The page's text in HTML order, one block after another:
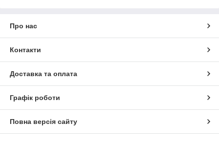
Про нас
Контакти
Доставка та оплата
Графік роботи
Повна версія сайту